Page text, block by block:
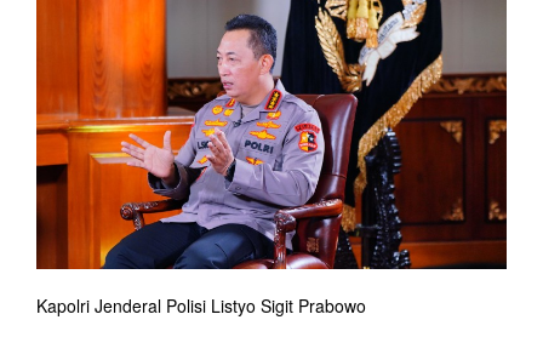
Kapolri Jenderal Polisi Listyo Sigit Prabowo